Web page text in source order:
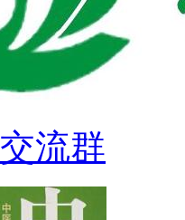
流群